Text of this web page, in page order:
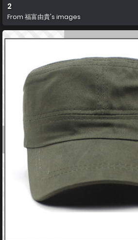
2
From 福富由貴's images